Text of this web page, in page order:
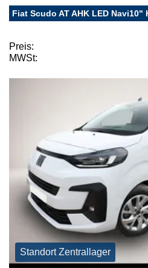
Fiat Scudo AT AHK LED Navi10"
Preis:
MWSt:
Standort Zentrallager